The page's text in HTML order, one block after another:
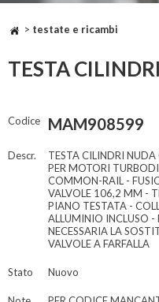
> testate e ricambi
TESTA
Codice MAM908599
Descr.
TESTA CILINDRI NUDA
PER MOTORI
COMMON-RAIL -
VALVOLE 106,2 MM -
PIANO TESTATA -
ALLUMINIO INCLUSO -
NECESSARIA LA
VALVOLE A FARFALLA
Stato Nuovo